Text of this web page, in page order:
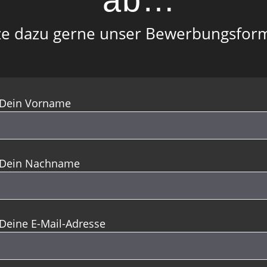
dazu gerne unser
Vorname
Nachname
E-Mail-Adresse